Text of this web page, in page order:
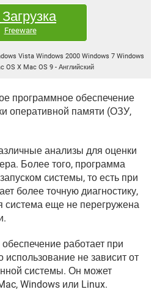
GOOGLE
ИГРЫ
ВКОНТАКТЕ
INSTAGRAM
ИГРЫ
ВКОНТАКТЕ
TELEGRAM
ИГРЫ
GOOGLE
Загрузка
Freeware
Vista Windows 2000 Windows 7 Windows
OS X Mac OS 9 - Английский
программное обеспечение
оперативной памяти (ОЗУ,
анализы для оценки
Более того, программа
системы, то есть при
более точную диагностику,
система еще не перегружена
работает при
использование не зависит от
системы. Он может
Windows или Linux.